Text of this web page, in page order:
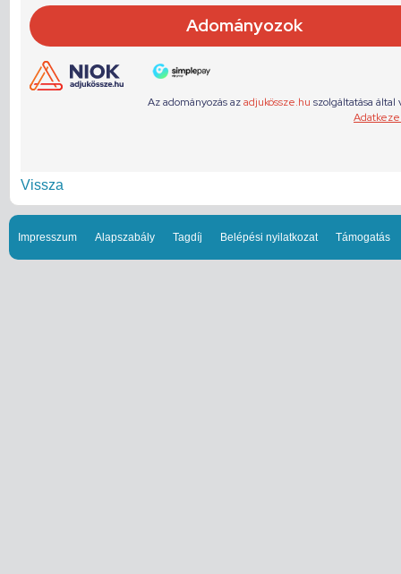
Vissza
Impresszum Alapszabály Tagdíj Belépési nyilatkozat Támogatás